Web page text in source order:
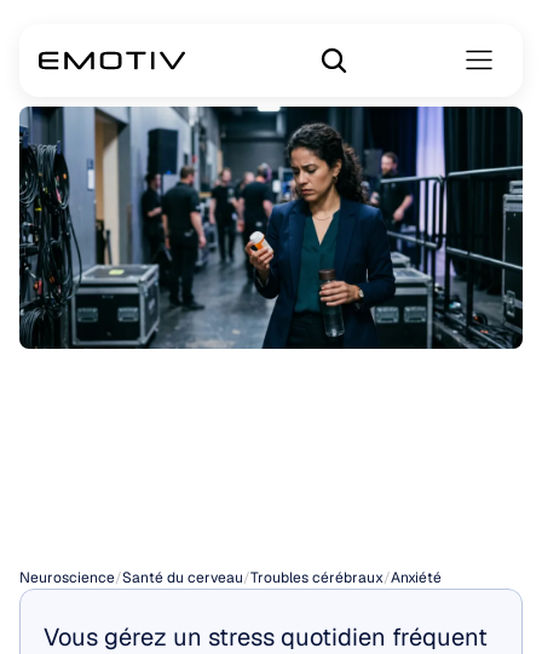
Neuroscience/Santé du cerveau/Troubles cérébraux/Anxiété
Vous gérez un stress quotidien fréquent